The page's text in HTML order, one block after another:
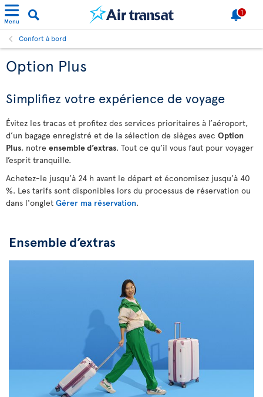
Menu
1
Confort à bord
Option Plus
Simplifiez votre expérience de voyage
Évitez les tracas et profitez des services prioritaires à l’aéroport,
d’un bagage enregistré et de la sélection de sièges avec Option
Plus, notre ensemble d’extras. Tout ce qu’il vous faut pour voyager
l’esprit tranquille.
Achetez-le jusqu’à 24 h avant le départ et économisez jusqu’à 40
%. Les tarifs sont disponibles lors du processus de réservation ou
dans l'onglet Gérer ma réservation.
Ensemble d’extras